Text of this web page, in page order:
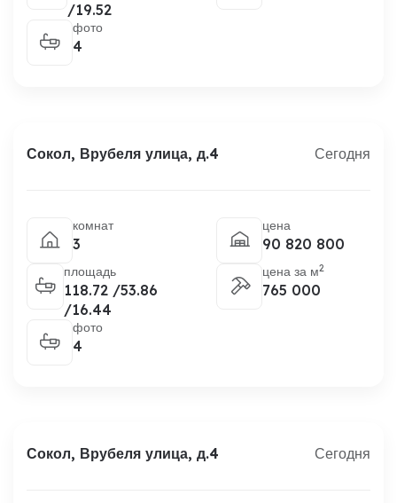
/19.52
фото
4
Сокол, Врубеля улица, д.4 Сегодня
комнат
3
площадь
118.72 /53.86
/16.44
цена
90 820 800
цена за м2
765 000
фото
4
Сокол, Врубеля улица, д.4 Сегодня